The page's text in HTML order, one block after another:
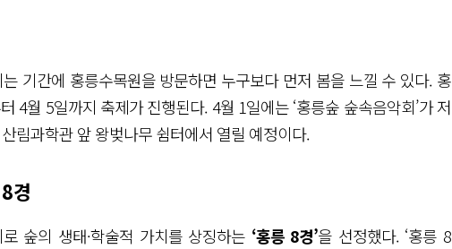
는 기간에 홍릉수목원을 방문하면 누구보다 먼저 봄을 느낄 수 있다. 홍
4월 5일까지 축제가 진행된다. 4월 1일에는 ‘홍릉숲 숲속음악회’가 저
림과학관 앞 왕벚나무 쉼터에서 열릴 예정이다.
경
숲의 생태·학술적 가치를 상징하는 ‘홍릉 8경’을 선정했다. ‘홍릉 8